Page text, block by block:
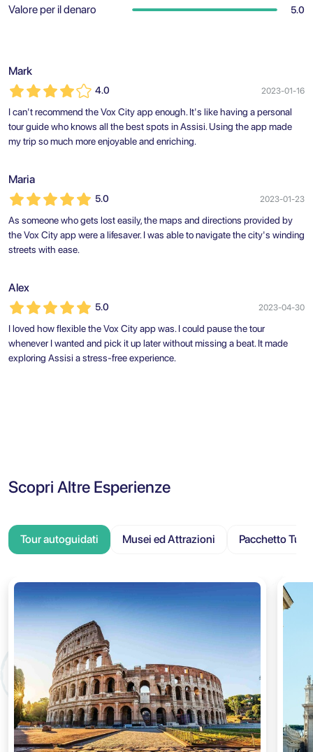
Valore per il denaro 5.0
Mark
4.0 2023-01-16
I can't recommend the Vox City app enough. It's like having a personal
tour guide who knows all the best spots in Assisi. Using the app made
my trip so much more enjoyable and enriching.
Maria
5.0 2023-01-23
As someone who gets lost easily, the maps and directions provided by
the Vox City app were a lifesaver. I was able to navigate the city's winding
streets with ease.
Alex
5.0 2023-04-30
I loved how flexible the Vox City app was. I could pause the tour
whenever I wanted and pick it up later without missing a beat. It made
exploring Assisi a stress-free experience.
Scopri Altre Esperienze
Tour autoguidati Musei ed Attrazioni Pacchetto